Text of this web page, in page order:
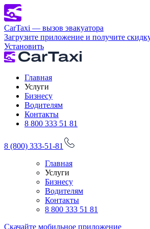
CarTaxi — вызов эвакуатора
Загрузите приложение и получите
Установить
Главная
Услуги
Бизнесу
Водителям
Контакты
8 800 333 51 81
8 (800) 333-51-81
Главная
Услуги
Бизнесу
Водителям
Контакты
8 800 333 51 81
Скачайте мобильное приложение